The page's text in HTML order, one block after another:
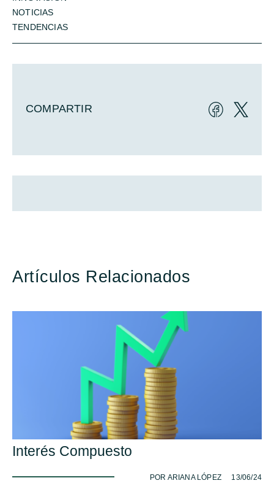
NOTICIAS
TENDENCIAS
COMPARTIR
Artículos Relacionados
Interés Compuesto
- POR ARIANA LÓPEZ 13/06/24